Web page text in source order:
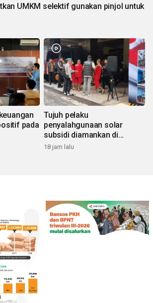
UMKM selektif gunakan pinjol untuk
pada
Tujuh pelaku
penyalahgunaan solar
subsidi diamankan di
Sumbar
18 jam lalu